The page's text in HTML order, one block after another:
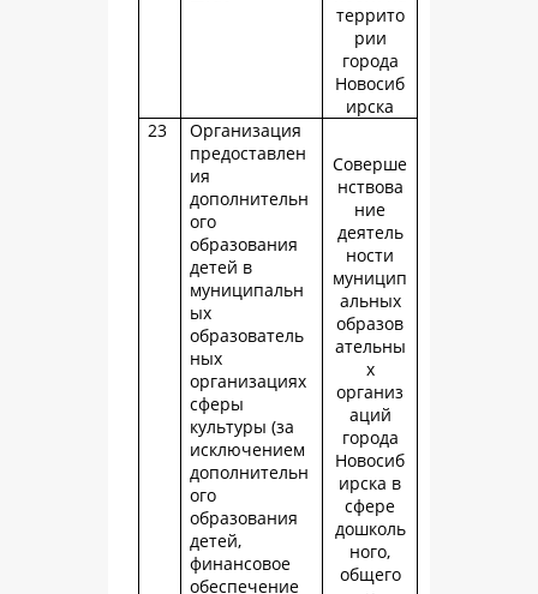
террито
рии
города
Новосиб
ирска
23
Организация
предоставлен
ия
дополнительн
ого
образования
детей в
муниципальн
ых
образователь
ных
организациях
сферы
культуры (за
исключением
дополнительн
ого
образования
детей,
финансовое
обеспечение
Соверше
нствова
ние
деятель
ности
муницип
альных
образов
ательны
х
организ
аций
города
Новосиб
ирска в
сфере
дошколь
ного,
общего